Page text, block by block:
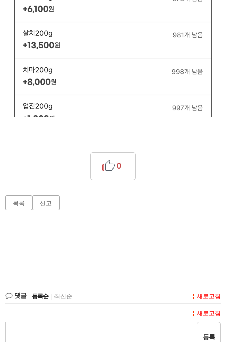
0
목록 신고
댓글 등록순 최신순 새로고침
새로고침
등록